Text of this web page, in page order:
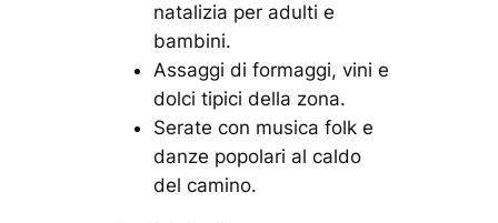
natalizia per adulti e
bambini.
Assaggi di formaggi, vini e
dolci tipici della zona.
Serate con musica folk e
danze popolari al caldo
del camino.